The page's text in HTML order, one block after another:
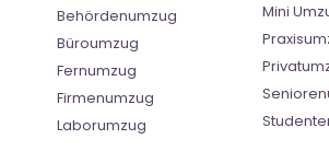
Behördenumzug
Büroumzug
Fernumzug
Firmenumzug
Laborumzug
Mini